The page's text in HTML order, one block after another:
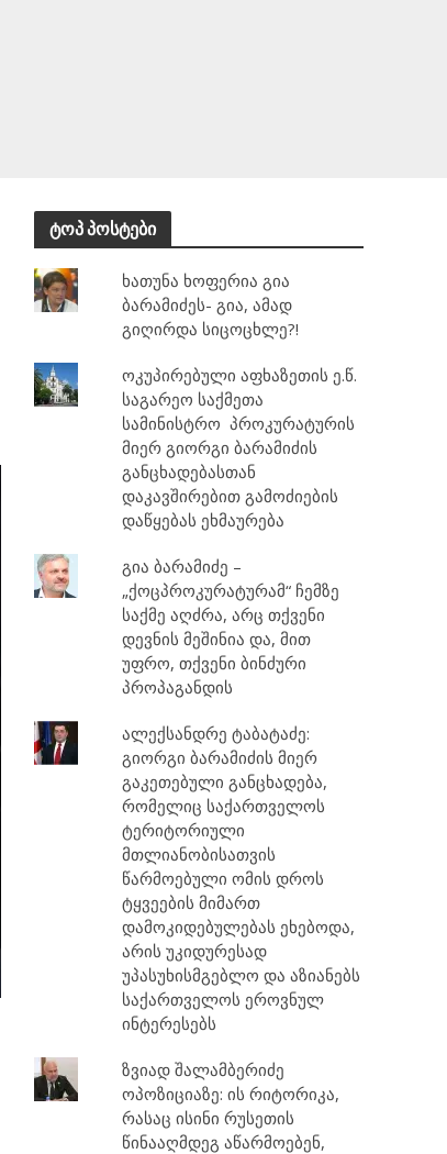
ტოპ პოსტები
ხათუნა ხოფერია გია
ბარამიძეს- გია, ამად
გიღირდა სიცოცხლე?!
ოკუპირებული აფხაზეთის ე.წ.
საგარეო საქმეთა
სამინისტრო პროკურატურის
მიერ გიორგი ბარამიძის
განცხადებასთან
დაკავშირებით გამოძიების
დაწყებას ეხმაურება
გია ბარამიძე –
„ქოცპროკურატურამ“ ჩემზე
საქმე აღძრა, არც თქვენი
დევნის მეშინია და, მით
უფრო, თქვენი ბინძური
პროპაგანდის
ალექსანდრე ტაბატაძე:
გიორგი ბარამიძის მიერ
გაკეთებული განცხადება,
რომელიც საქართველოს
ტერიტორიული
მთლიანობისათვის
წარმოებული ომის დროს
ტყვეების მიმართ
დამოკიდებულებას ეხებოდა,
არის უკიდურესად
უპასუხისმგებლო და აზიანებს
საქართველოს ეროვნულ
ინტერესებს
ზვიად შალამბერიძე
ოპოზიციაზე: ის რიტორიკა,
რასაც ისინი რუსეთის
წინააღმდეგ აწარმოებენ,